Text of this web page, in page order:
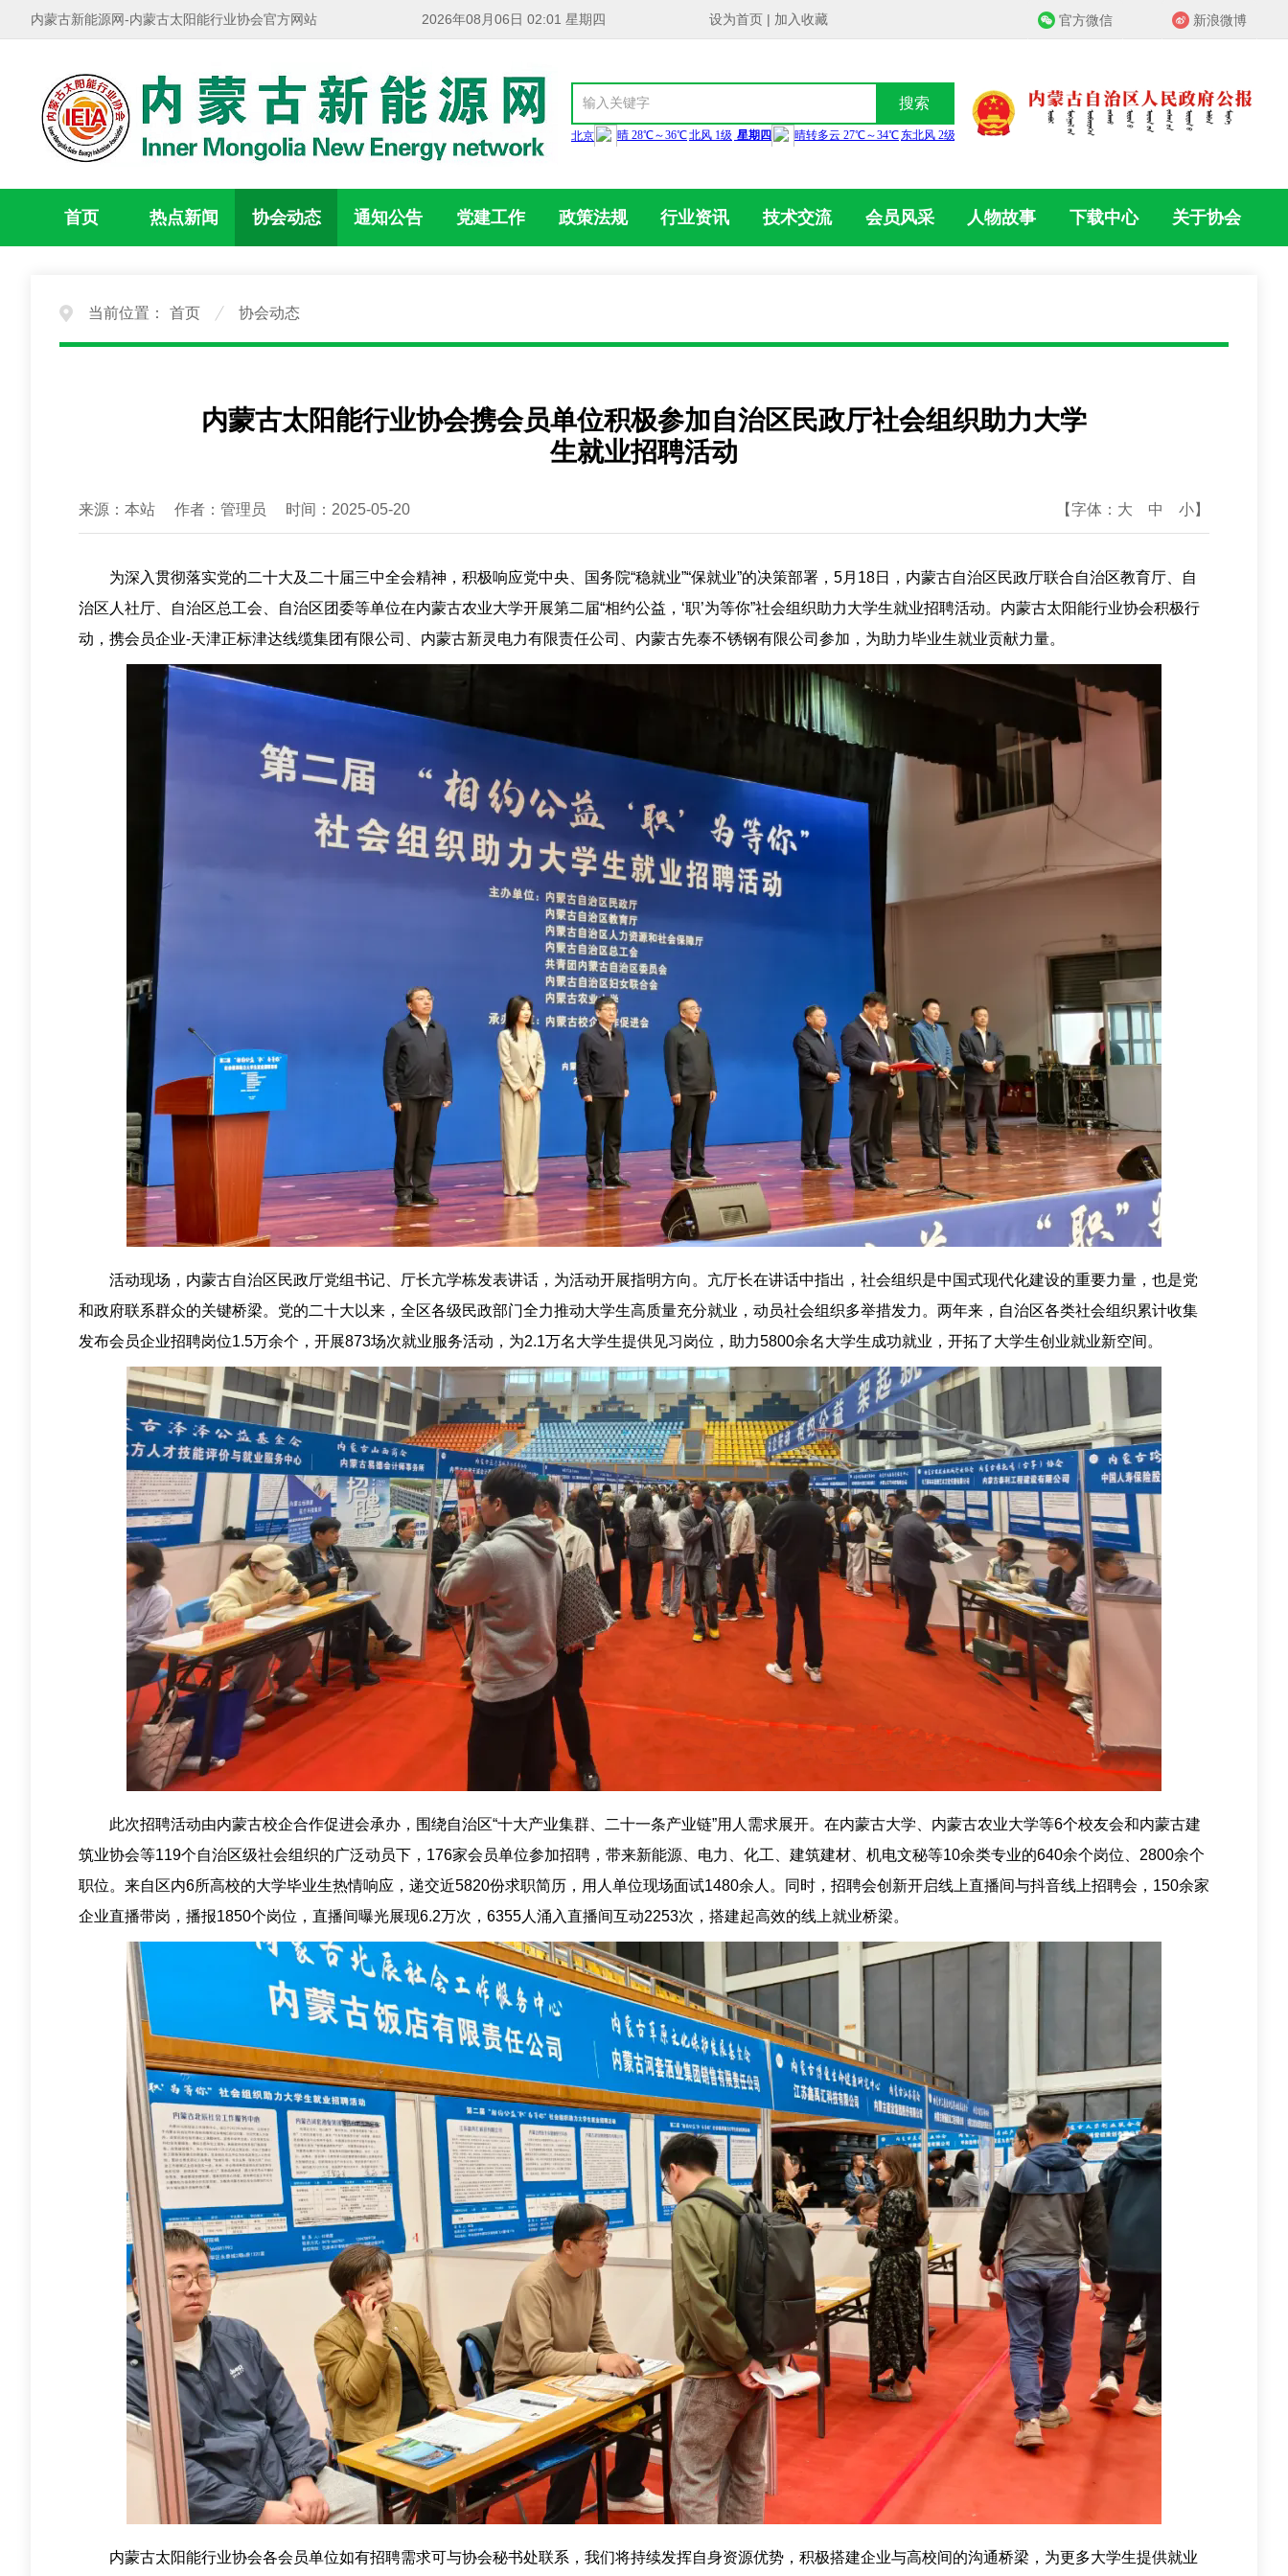
内蒙古新能源网-内蒙古太阳能行业协会官方网站 2026年08月06日 02:01 星期四 设为首页 | 加入收藏 官方微信 新浪微博
搜索
首页 热点新闻 协会动态 通知公告 党建工作 政策法规 行业资讯 技术交流 会员风采 人物故事 下载中心 关于协会
当前位置： 首页 协会动态
内蒙古太阳能行业协会携会员单位积极参加自治区民政厅社会组织助力大学
生就业招聘活动
来源：本站 作者：管理员 时间：2025-05-20 【字体： 大 中 小】
为深入贯彻落实党的二十大及二十届三中全会精神，积极响应党中央、国务院“稳就业”“保就业”的决策部署，5月18日，内蒙古自治区民政厅联合自治区教育厅、自
治区人社厅、自治区总工会、自治区团委等单位在内蒙古农业大学开展第二届“相约公益，‘职’为等你”社会组织助力大学生就业招聘活动。内蒙古太阳能行业协会积极行
动，携会员企业-天津正标津达线缆集团有限公司、内蒙古新灵电力有限责任公司、内蒙古先泰不锈钢有限公司参加，为助力毕业生就业贡献力量。
活动现场，内蒙古自治区民政厅党组书记、厅长亢学栋发表讲话，为活动开展指明方向。亢厅长在讲话中指出，社会组织是中国式现代化建设的重要力量，也是党
和政府联系群众的关键桥梁。党的二十大以来，全区各级民政部门全力推动大学生高质量充分就业，动员社会组织多举措发力。两年来，自治区各类社会组织累计收集
发布会员企业招聘岗位1.5万余个，开展873场次就业服务活动，为2.1万名大学生提供见习岗位，助力5800余名大学生成功就业，开拓了大学生创业就业新空间。
此次招聘活动由内蒙古校企合作促进会承办，围绕自治区“十大产业集群、二十一条产业链”用人需求展开。在内蒙古大学、内蒙古农业大学等6个校友会和内蒙古建
筑业协会等119个自治区级社会组织的广泛动员下，176家会员单位参加招聘，带来新能源、电力、化工、建筑建材、机电文秘等10余类专业的640余个岗位、2800余个
职位。来自区内6所高校的大学毕业生热情响应，递交近5820份求职简历，用人单位现场面试1480余人。同时，招聘会创新开启线上直播间与抖音线上招聘会，150余家
企业直播带岗，播报1850个岗位，直播间曝光展现6.2万次，6355人涌入直播间互动2253次，搭建起高效的线上就业桥梁。
内蒙古太阳能行业协会各会员单位如有招聘需求可与协会秘书处联系，我们将持续发挥自身资源优势，积极搭建企业与高校间的沟通桥梁，为更多大学生提供就业